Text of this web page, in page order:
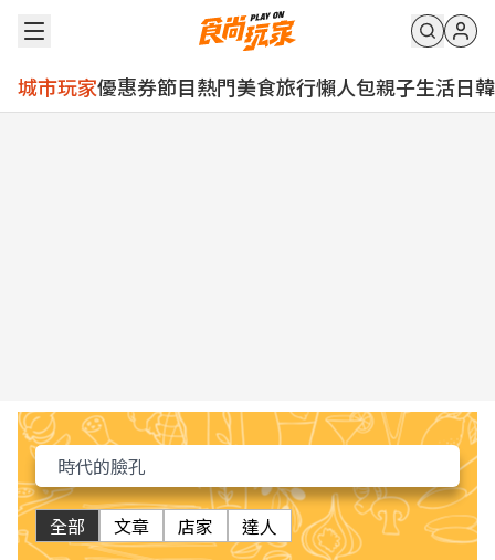
城市玩家優惠券節目熱門美食旅行懶人包親子生活日韓
全部 文章 店家 達人